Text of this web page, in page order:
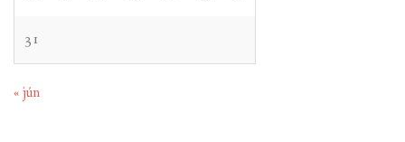
31
« jún